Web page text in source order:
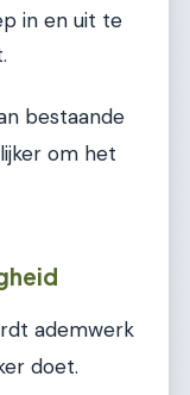
in en uit te
bestaande
om het
ademwerk
doet.